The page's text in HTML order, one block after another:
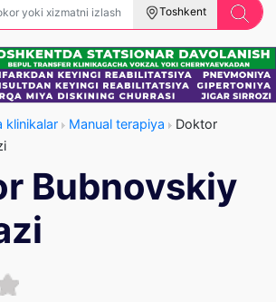
Toshkent
klinikalar Manual terapiya
Doktor
Bubnovskiy